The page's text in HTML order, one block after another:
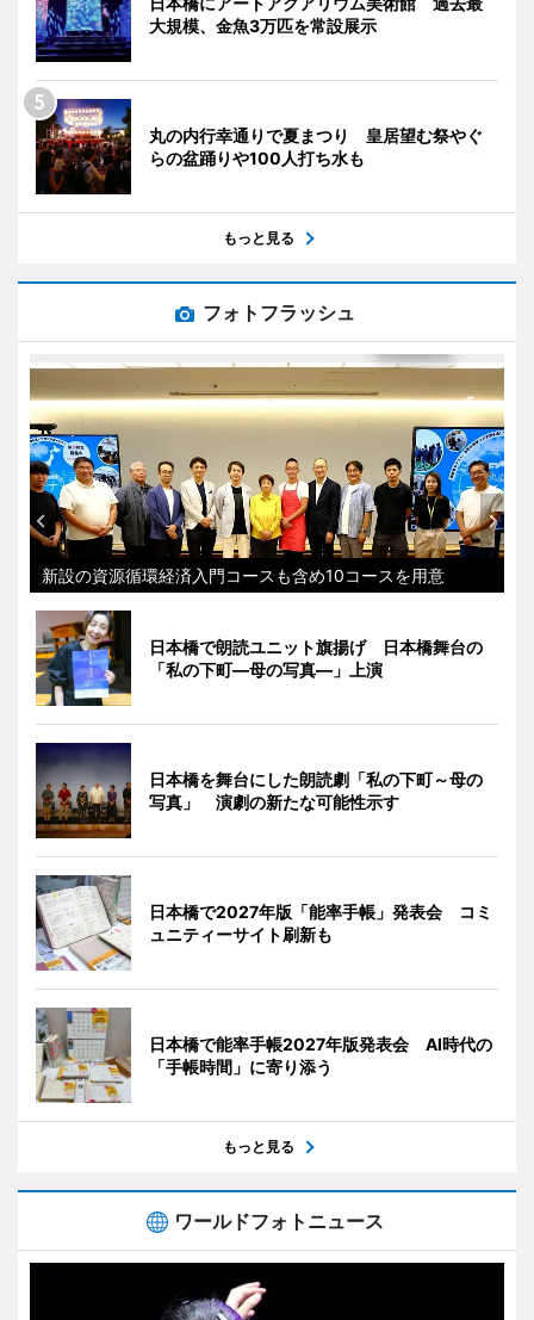
大規模、金魚3万匹を常設展示
丸の内行幸通りで夏まつり 皇居望む祭やぐ
らの盆踊りや100人打ち水も
もっと見る
フォトフラッシュ
新設の資源循環経済入門コースも含め10コースを用意
日本橋で朗読ユニット旗揚げ 日本橋舞台の
「私の下町―母の写真―」上演
日本橋を舞台にした朗読劇「私の下町～母の
写真」 演劇の新たな可能性示す
日本橋で2027年版「能率手帳」発表会 コミ
ュニティーサイト刷新も
日本橋で能率手帳2027年版発表会 AI時代の
「手帳時間」に寄り添う
もっと見る
ワールドフォトニュース